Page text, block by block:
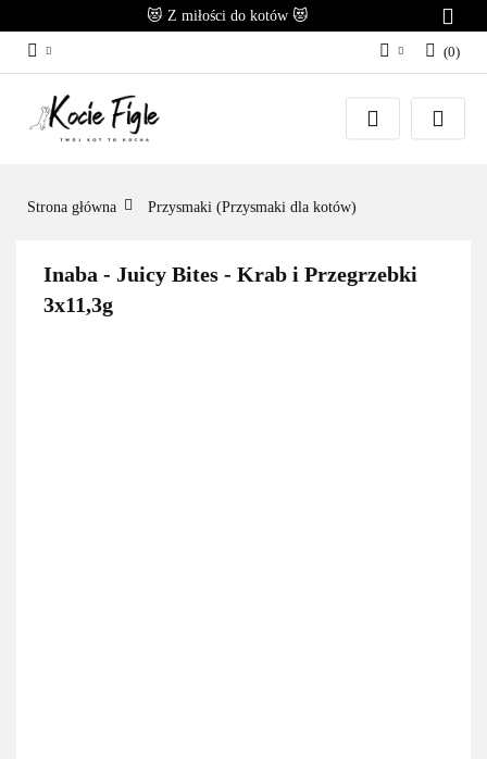
😻 Z miłości do kotów 😻
Zaloguj się
Załóż konto
(0)
Strona główna Przysmaki (Przysmaki dla kotów)
Inaba - Juicy Bites - Krab i Przegrzebki
3x11,3g